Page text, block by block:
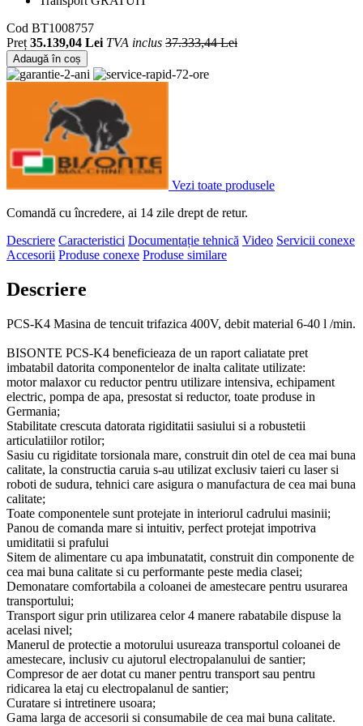
Cod BT1008757
Preț 35.139,04 Lei TVA inclus 37.333,44 Lei
Adaugă în coș
Vezi toate produsele
Comandă cu încredere, ai 14 zile drept de retur.
Descriere Caracteristici Documentație tehnică Video Servicii conexe
Accesorii Produse conexe Produse similare
Descriere
PCS-K4 Masina de tencuit trifazica 400V, debit material 6-40 l /min.
BISONTE PCS-K4 beneficieaza de un raport caliatate pret
imbatabil datorita componentelor de inalta calitate utilizate:
motor malaxor cu reductor pentru utilizare intensiva, echipament
electric, pompa de apa, presostat si reductor, toate produse in
Germania;
Stabilitate crescuta datorata rigiditatii sasiului si a robustetii
articulatiilor rotilor;
Sasiu cu rigiditate torsionala mare, construit din otel de cea mai buna
calitate, la constructia caruia s-au utilizat exclusiv taieri cu laser si
roboti de sudura, tehnici care asigura o manufactura de cea mai buna
calitate;
Toate componentele sunt protejate in interiorul cadrului masinii;
Panou de comanda mare si intuitiv, perfect protejat impotriva
umiditatii si prafului
Sitem de alimentare cu apa imbunatatit, construit din componente de
cea mai buna calitate si cu performante peste media clasei;
Demonatare comfortabila a coloanei de amestecare pentru usurarea
transportului;
Transport sigur prin utilizarea celor 4 manere rabatabile dispuse la
acelasi nivel;
Manerul de protectie a motorului usureaza transportul coloanei de
amestecare, inclusiv cu ajutorul electropalanului de santier;
Compresor de aer dotat cu maner pentru transport sau pentru
ridicarea la etaj cu electropalanul de santier;
Curatare si intretinere usoara;
Gama larga de accesorii si consumabile de cea mai buna calitate.